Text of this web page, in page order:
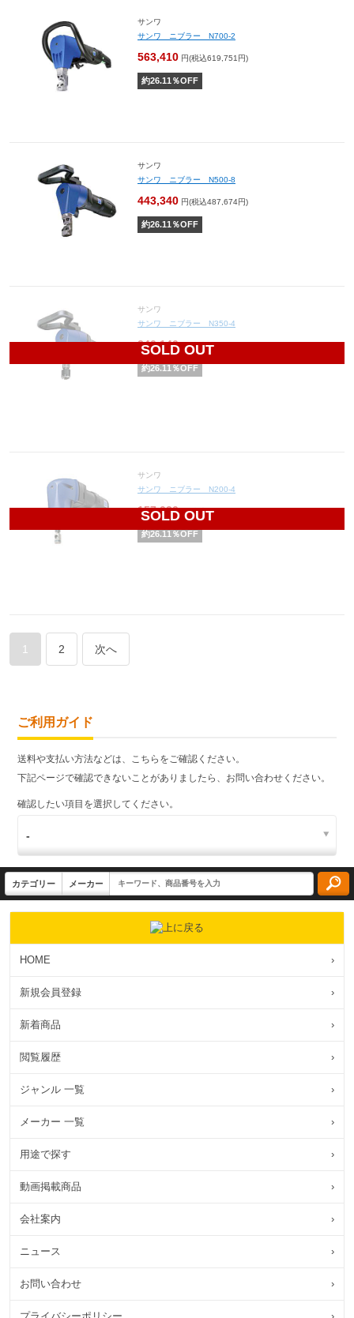
サンワ
サンワ ニブラー N700-2
563,410 円(税込619,751円)
約26.11 ％OFF
サンワ
サンワ ニブラー N500-8
443,340 円(税込487,674円)
約26.11 ％OFF
SOLD OUT
サンワ
サンワ ニブラー N350-4
240,140円(税込264,154円)
約26.11 ％OFF
SOLD OUT
サンワ
サンワ ニブラー N200-4
157,020円(税込172,722円)
約26.11 ％OFF
1 2 次へ
ご利用ガイド
送料や支払い方法などは、こちらをご確認ください。
下記ページで確認できないことがありましたら、お問い合わせください。
確認したい項目を選択してください。
HOME ›
新規会員登録 ›
新着商品 ›
閲覧履歴 ›
ジャンル 一覧 ›
メーカー 一覧 ›
用途で探す ›
動画掲載商品 ›
会社案内 ›
ニュース ›
お問い合わせ ›